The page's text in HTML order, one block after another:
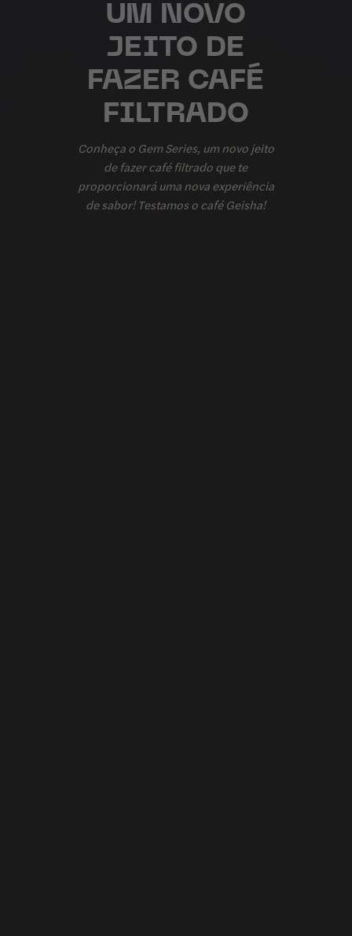
UM NOVO
JEITO DE
FAZER CAFÉ
FILTRADO
Conheça o Gem Series, um novo jeito
de fazer café filtrado que te
proporcionará uma nova experiência
de sabor! Testamos o café Geisha!